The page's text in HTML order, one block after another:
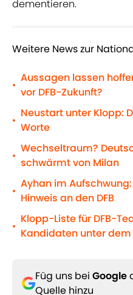
dementieren.
Weitere News zur
•
Aussagen lassen
vor DFB-Zukunft?
•
Neustart unter Klopp:
Worte
•
Wechseltraum?
schwärmt von Milan
•
Ayhan im
Hinweis an den DFB
•
Klopp-Liste für DFB-
Kandidaten unter
Füg uns bei Google
Quelle hinzu